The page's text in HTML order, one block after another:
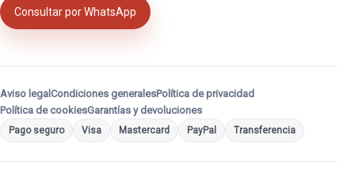
Consultar por WhatsApp
Aviso legal Condiciones generalesPolítica de privacidad
Política de cookiesGarantías y devoluciones
Pago seguro Visa Mastercard PayPal Transferencia